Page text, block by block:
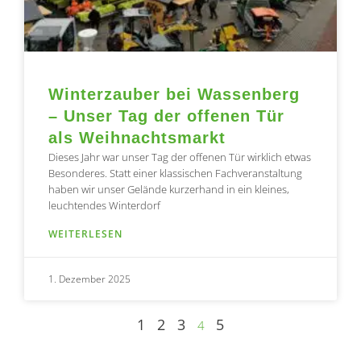
Winterzauber bei Wassenberg
– Unser Tag der offenen Tür
als Weihnachtsmarkt
Dieses Jahr war unser Tag der offenen Tür wirklich etwas
Besonderes. Statt einer klassischen Fachveranstaltung
haben wir unser Gelände kurzerhand in ein kleines,
leuchtendes Winterdorf
WEITERLESEN
1. Dezember 2025
1 2 3 4 5